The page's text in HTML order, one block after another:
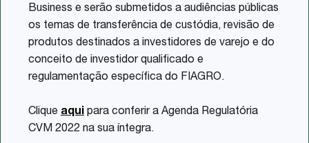
Business e serão submetidos a audiências públicas
os temas de transferência de custódia, revisão de
produtos destinados a investidores de varejo e do
conceito de investidor qualificado e
regulamentação específica do FIAGRO.
Clique aqui para conferir a Agenda Regulatória
CVM 2022 na sua íntegra.